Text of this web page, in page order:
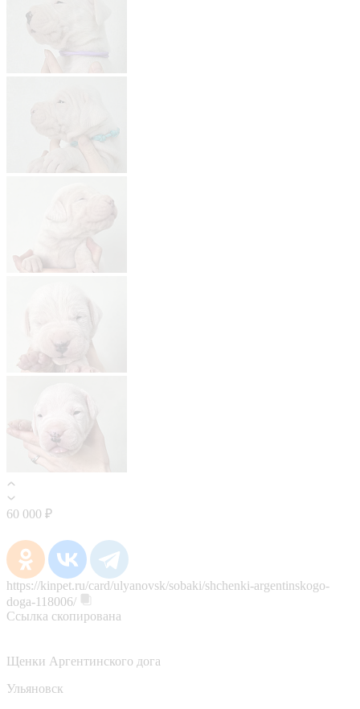
60 000 ₽
https://kinpet.ru/card/ulyanovsk/sobaki/shchenki-argentinskogo-
doga-118006/
Ссылка скопирована
Щенки Аргентинского дога
Ульяновск